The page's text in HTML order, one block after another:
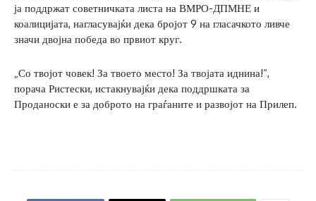
ја поддржат советничката листа на ВМРО-ДПМНЕ и
коалицијата, нагласувајќи дека бројот 9 на гласачкото ливче
значи двојна победа во првиот круг.
„Со твојот човек! За твоето место! За твојата иднина!“,
порача Ристески, истакнувајќи дека поддршката за
Проданоски е за доброто на граѓаните и развојот на Прилеп.